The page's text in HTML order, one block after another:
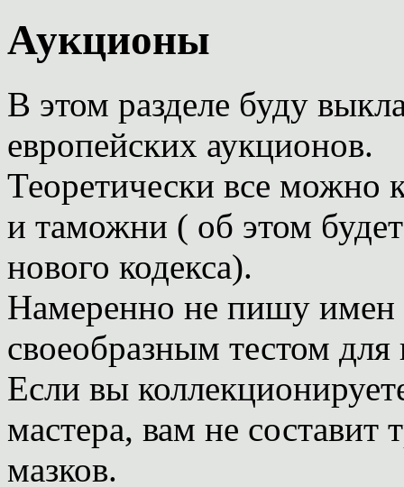
Аукционы
В этом разделе буду
европейских аукционов.
Теоретически все можно
и таможни ( об этом
нового кодекса).
Намеренно не пишу имен
своеобразным тестом для
Если вы
мастера, вам не составит
мазков.